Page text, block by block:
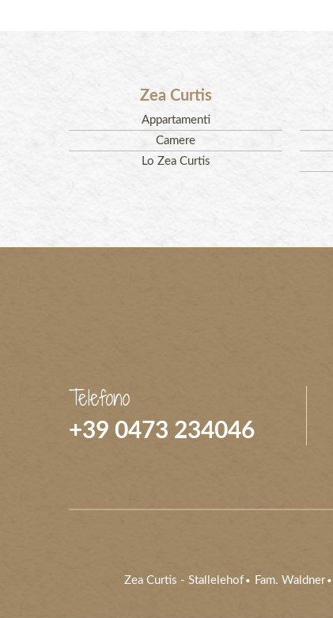
Zea Curtis
Appartamenti
Camere
Lo Zea Curtis
Telefono
+39 0473 234046
Zea Curtis - Stallelehof Fam. Waldner